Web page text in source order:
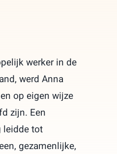
werker in de
werd Anna
op eigen wijze
zijn. Een
leidde tot
gezamenlijke,